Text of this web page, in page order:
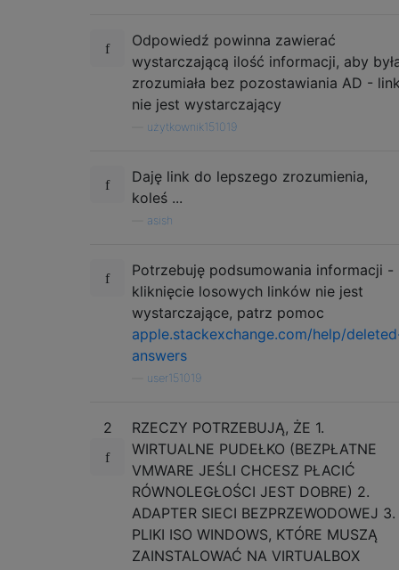
Odpowiedź powinna zawierać
wystarczającą ilość informacji, aby
zrozumiała bez pozostawiania AD -
nie jest wystarczający
użytkownik151019
Daję link do lepszego zrozumienia,
koleś ...
asish
Potrzebuję podsumowania informacji -
kliknięcie losowych linków nie jest
wystarczające, patrz pomoc
apple.stackexchange.com/help/
answers
user151019
2
RZECZY POTRZEBUJĄ, ŻE 1.
WIRTUALNE PUDEŁKO (BEZPŁATNE
VMWARE JEŚLI CHCESZ PŁACIĆ
RÓWNOLEGŁOŚCI JEST DOBRE) 2.
ADAPTER SIECI BEZPRZEWODOWEJ 3.
PLIKI ISO WINDOWS, KTÓRE MUSZĄ
ZAINSTALOWAĆ NA VIRTUALBOX